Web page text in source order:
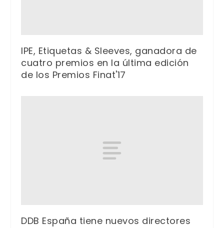
IPE, Etiquetas & Sleeves, ganadora de
cuatro premios en la última edición
de los Premios Finat'17
DDB España tiene nuevos directores